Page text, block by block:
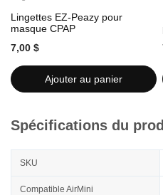
Lingettes EZ-Peazy pour
masque CPAP
7,00 $
Ajouter au panier
Spécifications du
SKU
Compatible AirMini